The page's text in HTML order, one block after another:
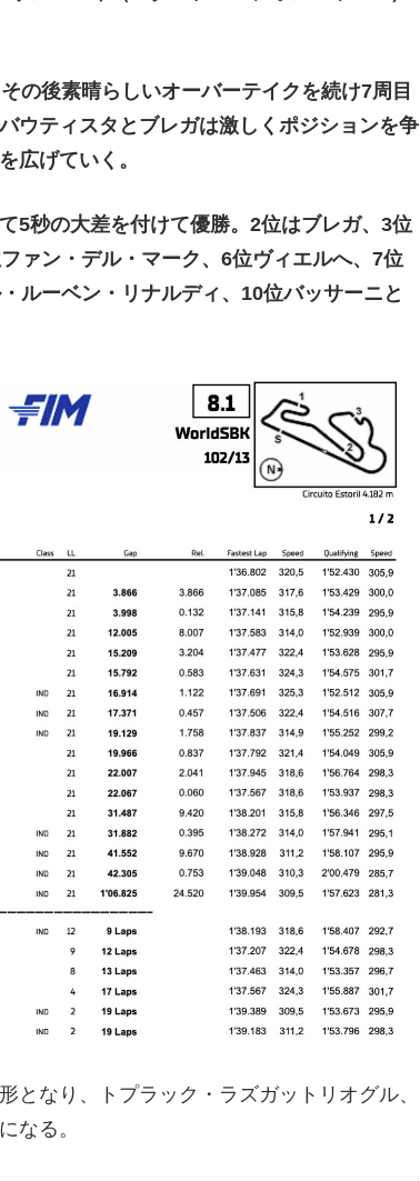
の後素晴らしいオーバーテイクを続け7周目
ウティスタとブレガは激しくポジションを争
広げていく。
5秒の大差を付けて優勝。2位はブレガ、3位
ァン・デル・マーク、6位ヴィエルへ、7位
ルーベン・リナルディ、10位バッサーニと
なり、トプラック・ラズガットリオグル、
なる。